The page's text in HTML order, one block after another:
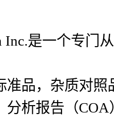
Inc.是一个专
准品，杂质对
分析报告（